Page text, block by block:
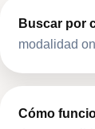
Buscar por
modalidad
Cómo